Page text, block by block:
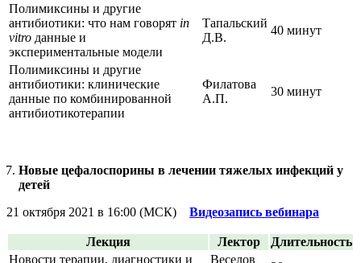
Полимиксины и другие
антибиотики: что нам говорят in
vitro данные и
экспериментальные модели
Тапальский
Д.В.
40 минут
Полимиксины и другие
антибиотики: клинические
данные по комбинированной
антибиотикотерапии
Филатова
А.П.
30 минут
Новые цефалоспорины в лечении тяжелых инфекций у
детей
21 октября 2021 в 16:00 (МСК) Видеозапись вебинара
Лекция Лектор
Длительность
Новости терапии, диагностики и
Веселов